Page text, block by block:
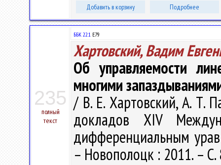
Добавить в корзину Подробнее
235
полный
текст
ББК 22.1 Е79
Хартовский, Вадим
Об управляемости
многими
/ В. Е. Хартовский, А. Т.
докладов XIV
дифференциальным
– Новополоцк : 2011. –